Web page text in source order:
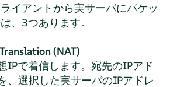
イアントから実サーバにパケッ
、3つあります。
(NAT)
IPで着信します。宛先のIPアド
、選択した実サーバのIPアドレ